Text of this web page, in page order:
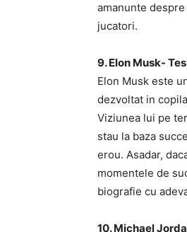
amanunte
jucatori.
9. Elon Musk-
Elon Musk este
dezvoltat in
Viziunea lui pe
stau la baza
erou. Asadar,
momentele de
biografie cu
10. Michael